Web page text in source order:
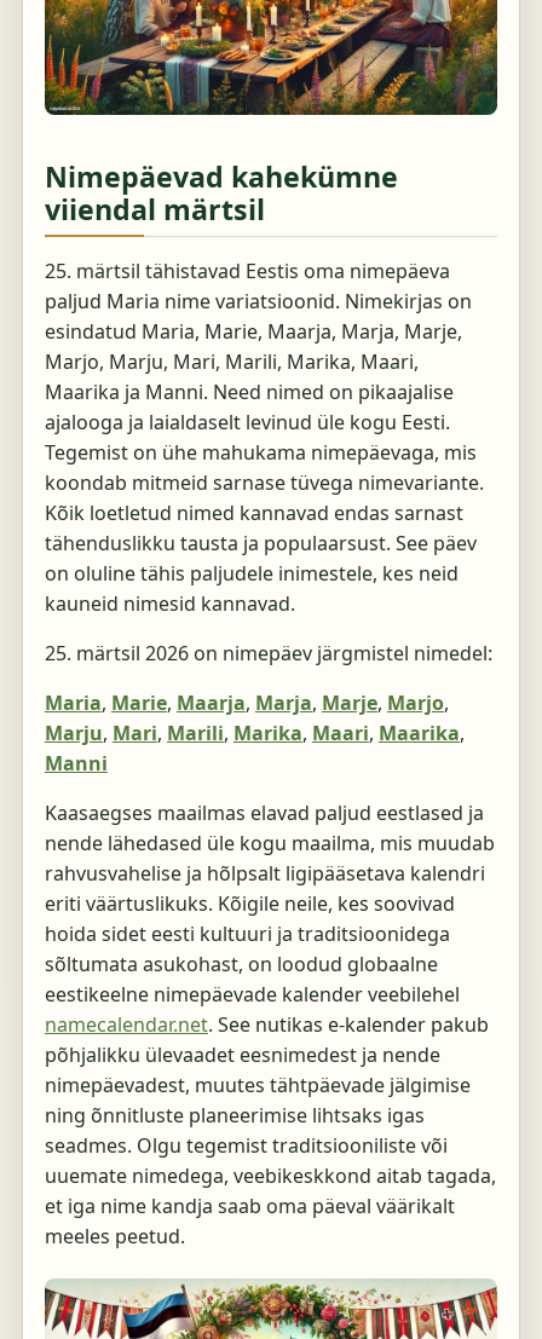
Nimepäevad kahekümne
viiendal märtsil
25. märtsil tähistavad Eestis oma nimepäeva
paljud Maria nime variatsioonid. Nimekirjas on
esindatud Maria, Marie, Maarja, Marja, Marje,
Marjo, Marju, Mari, Marili, Marika, Maari,
Maarika ja Manni. Need nimed on pikaajalise
ajalooga ja laialdaselt levinud üle kogu Eesti.
Tegemist on ühe mahukama nimepäevaga, mis
koondab mitmeid sarnase tüvega nimevariante.
Kõik loetletud nimed kannavad endas sarnast
tähenduslikku tausta ja populaarsust. See päev
on oluline tähis paljudele inimestele, kes neid
kauneid nimesid kannavad.
25. märtsil 2026on nimepäev järgmistel nimedel:
Maria, Marie, Maarja, Marja, Marje, Marjo,
Marju, Mari, Marili, Marika, Maari, Maarika,
Manni
Kaasaegses maailmas elavad paljud eestlased ja
nende lähedased üle kogu maailma, mis muudab
rahvusvahelise ja hõlpsalt ligipääsetava kalendri
eriti väärtuslikuks. Kõigile neile, kes soovivad
hoida sidet eesti kultuuri ja traditsioonidega
sõltumata asukohast, on loodud globaalne
eestikeelne nimepäevade kalender veebilehel
namecalendar.net. See nutikas e-kalender pakub
põhjalikku ülevaadet eesnimedest ja nende
nimepäevadest, muutes tähtpäevade jälgimise
ning õnnitluste planeerimise lihtsaks igas
seadmes. Olgu tegemist traditsiooniliste või
uuemate nimedega, veebikeskkond aitab tagada,
et iga nime kandja saab oma päeval väärikalt
meeles peetud.